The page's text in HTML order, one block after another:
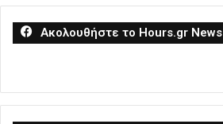
Ακολουθήστε το Hours.gr News